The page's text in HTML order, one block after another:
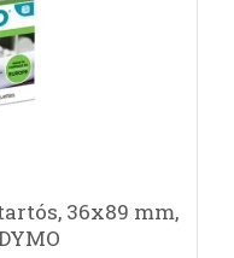
36x89 mm,